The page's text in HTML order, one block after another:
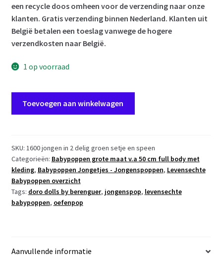
een recycle doos omheen voor de verzending naar onze
klanten. Gratis verzending binnen Nederland. Klanten uit
België betalen een toeslag vanwege de hogere
verzendkosten naar België.
1 op voorraad
Levensechte
Doro
Jongen
full
body
52
cm
pakje
Toevoegen aan winkelwagen
SKU: 1600 jongen in 2 delig groen setje en speen
Categorieën: Babypoppen grote maat v.a 50 cm full body met
kleding, Babypoppen Jongetjes - Jongenspoppen, Levensechte
Babypoppen overzicht
Tags: doro dolls by berenguer, jongenspop, levensechte
babypoppen, oefenpop
Aanvullende informatie